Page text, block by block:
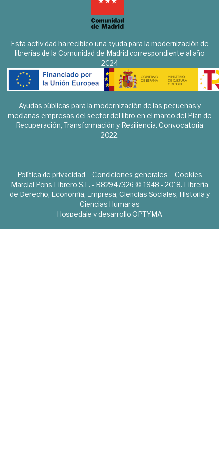
Esta actividad ha recibido una ayuda para la modernización de
librerías de la Comunidad de Madrid correspondiente al año
2024
Ayudas públicas para la modernización de las pequeñas y
medianas empresas del sector del libro en el marco del Plan de
Recuperación, Transformación y Resiliencia. Convocatoria
2022.
Política de privacidad Condiciones generales
Cookies
Marcial Pons Librero S.L. - B82947326 © 1948 - 2018. Librería
de Derecho, Economía, Empresa, Ciencias Sociales, Historia y
Ciencias Humanas
Hospedaje y desarrollo OPTYMA